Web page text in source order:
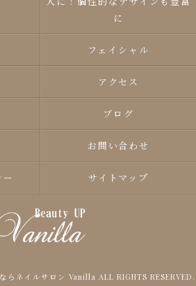
に
フェイシャル
アクセス
ブログ
お問い合わせ
サイトマップ
らネイルサロン Vanilla ALL RIGHTS RESERVED.